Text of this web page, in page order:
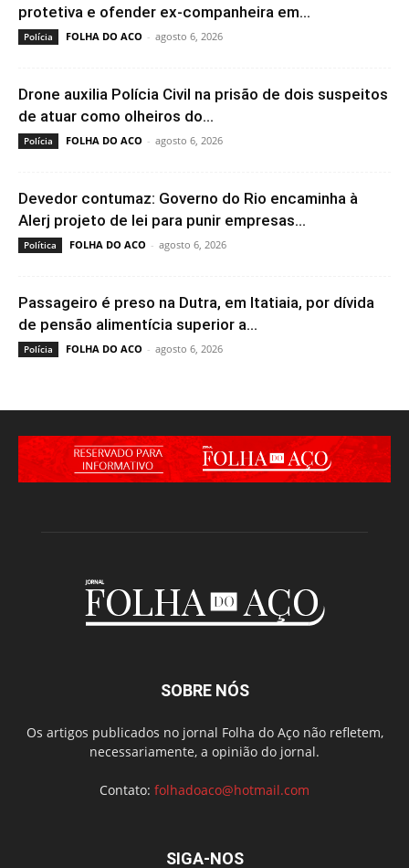
protetiva e ofender ex-companheira em...
Polícia FOLHA DO ACO - agosto 6, 2026
Drone auxilia Polícia Civil na prisão de dois suspeitos
de atuar como olheiros do...
Polícia FOLHA DO ACO - agosto 6, 2026
Devedor contumaz: Governo do Rio encaminha à
Alerj projeto de lei para punir empresas...
Política FOLHA DO ACO - agosto 6, 2026
Passageiro é preso na Dutra, em Itatiaia, por dívida
de pensão alimentícia superior a...
Polícia FOLHA DO ACO - agosto 6, 2026
SOBRE NÓS
Os artigos publicados no jornal Folha do Aço não refletem,
necessariamente, a opinião do jornal.
Contato: folhadoaco@hotmail.com
SIGA-NOS